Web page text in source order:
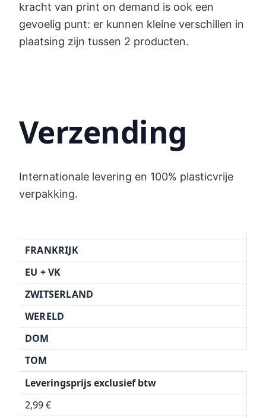
kracht van print on demand is ook een
gevoelig punt: er kunnen kleine verschillen in
plaatsing zijn tussen 2 producten.
Verzending
Internationale levering en 100% plasticvrije
verpakking.
FRANKRIJK
EU + VK
ZWITSERLAND
WERELD
DOM
TOM
Leveringsprijs exclusief btw
2,99 €